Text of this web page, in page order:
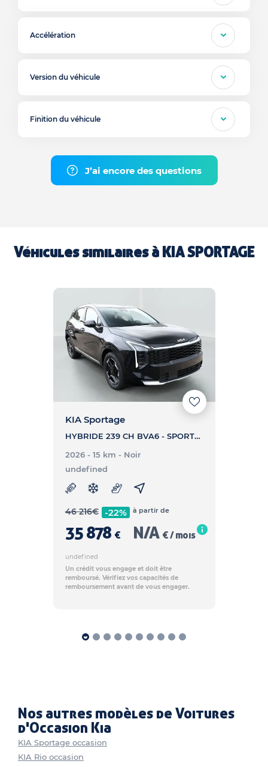
Accélération
Version du véhicule
Finition du véhicule
J’ai encore des questions
Véhicules similaires à KIA SPORTAGE
KIA Sportage
HYBRIDE 239 CH BVA6 - SPORTAGE HYBRIDE 239 CH BVA6
2026 - 15 km - Noir
undefined
46 216€ -22%
35 878 €
à partir de
N/A € / mois
undefined
Un crédit vous engage et doit être
remboursé. Vérifiez vos capacités de
remboursement avant de vous engager.
Nos autres modèles de Voitures
d'Occasion Kia
KIA Sportage occasion
KIA Rio occasion